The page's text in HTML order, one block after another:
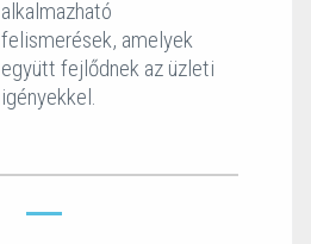
alkalmazható
felismerések, amelyek
együtt fejlődnek az üzleti
igényekkel.